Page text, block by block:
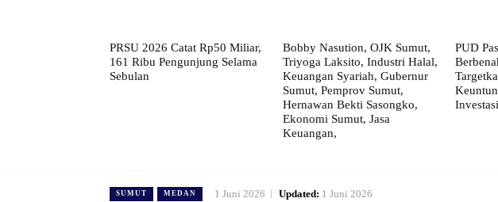
PRSU 2026 Catat Rp50 Miliar,
161 Ribu Pengunjung Selama
Sebulan
Bobby Nasution, OJK Sumut,
Triyoga Laksito, Industri Halal,
Keuangan Syariah, Gubernur
Sumut, Pemprov Sumut,
Hernawan Bekti Sasongko,
Ekonomi Sumut, Jasa
Keuangan,
PUD
Investasi
SUMUT MEDAN 1 Juni 2026 Updated: 1 Juni 2026